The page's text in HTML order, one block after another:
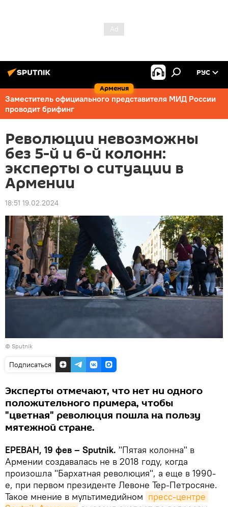
Армения
РУС
Заместитель официального представителя МИД России
проводит брифинг
Революции невозможны
без 5-й и 6-й колонн:
эксперты о ситуации в
Армении
18:51 19.02.2024
© Sputnik
Подписаться
Эксперты отмечают, что нет ни одного
положительного примера, чтобы
"цветная" революция пошла на пользу
мятежной стране.
ЕРЕВАН, 19 фев – Sputnik. "Пятая колонна" в
Армении создавалась не в 2018 году, когда
произошла "Бархатная революция", а еще в 1990-
е, при первом президенте Левоне Тер-Петросяне.
Такое мнение в мультимедийном пресс-центре